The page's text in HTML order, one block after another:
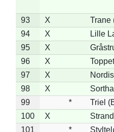
93 X
Trane
94
X
Lille
95
X
96
X
97
X
98
X
99
*
Triel
100
X
101
*